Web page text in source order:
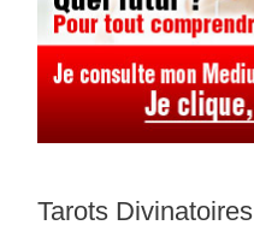
Tarots Divinatoires